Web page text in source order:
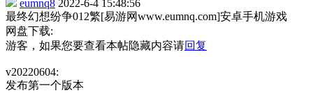
eumnq8 2022-6-4 15:48:56
最终幻想纷争012繁[易游网www.eumnq.com]安卓手机游戏
网盘下载:
游客，如果您要查看本帖隐藏内容请回复
v20220604:
发布第一个版本